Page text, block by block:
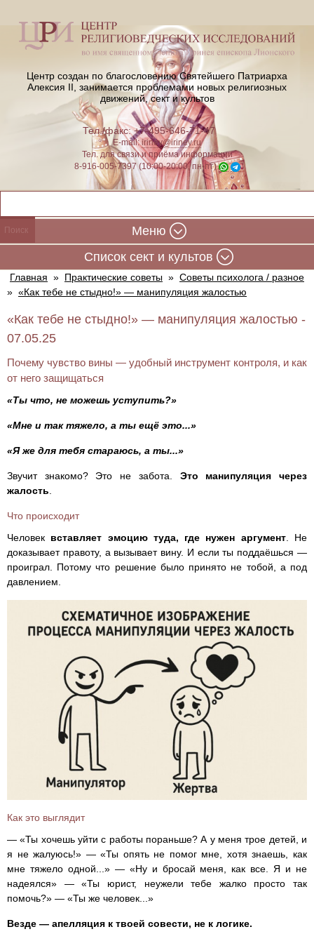
Центр создан по благословению Святейшего Патриарха
Алексия II, занимается проблемами новых религиозных
движений, сект и культов
Тел./факс: +7-495-646-71-47
E-mail:iriney@iriney.ru
Тел. для связи и приёма информации
8-916-005-7397 (10:00-20:00, пн-пт)
Меню
Cписок сект и культов
Главная » Практические советы » Советы психолога / разное
» «Как тебе не стыдно!» — манипуляция жалостью
«Как тебе не стыдно!» — манипуляция жалостью -
07.05.25
Почему чувство вины — удобный инструмент контроля, и как
от него защищаться
«Ты что, не можешь уступить?»
«Мне и так тяжело, а ты ещё это...»
«Я же для тебя стараюсь, а ты...»
Звучит знакомо? Это не забота. Это манипуляция через
жалость
Что происходит
Человек вставляет эмоцию туда, где нужен аргумент. Не
доказывает правоту, а вызывает вину. И если ты поддаёшься —
проиграл. Потому что решение было принято не тобой, а под
давлением.
Как это выглядит
— «Ты хочешь уйти с работы пораньше? А у меня трое детей, и
я не жалуюсь!» — «Ты опять не помог мне, хотя знаешь, как
мне тяжело одной...» — «Ну и бросай меня, как все. Я и не
надеялся» — «Ты юрист, неужели тебе жалко просто так
помочь?» — «Ты же человек...»
Везде — апелляция к твоей совести, не к логике.